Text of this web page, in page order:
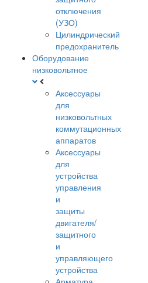
отключения
(УЗО)
Цилиндрический
предохранитель
Оборудование
низковольтное
Аксессуары
для
низковольтных
коммутационных
аппаратов
Аксессуары
для
устройства
управления
и
защиты
двигателя/
защитного
и
управляющего
устройства